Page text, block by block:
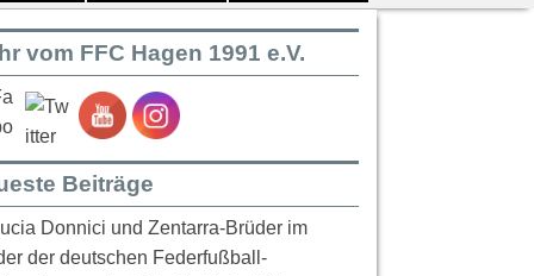
vom FFC Hagen 1991 e.V.
Beiträge
Donnici und Zentarra-Brüder im
der deutschen Federfußball-